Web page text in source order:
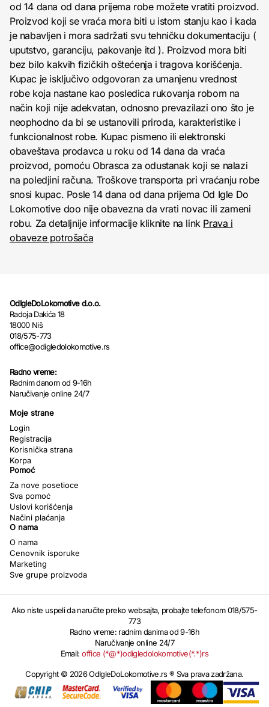
od 14 dana od dana prijema robe možete vratiti proizvod.
Proizvod koji se vraća mora biti u istom stanju kao i kada
je nabavljen i mora sadržati svu tehničku dokumentaciju (
uputstvo, garanciju, pakovanje itd ). Proizvod mora biti
bez bilo kakvih fizičkih oštećenja i tragova korišćenja.
Kupac je isključivo odgovoran za umanjenu vrednost
robe koja nastane kao posledica rukovanja robom na
način koji nije adekvatan, odnosno prevazilazi ono što je
neophodno da bi se ustanovili priroda, karakteristike i
funkcionalnost robe. Kupac pismeno ili elektronski
obaveštava prodavca u roku od 14 dana da vraća
proizvod, pomoću Obrasca za odustanak koji se nalazi
na poledjini računa. Troškove transporta pri vraćanju robe
snosi kupac. Posle 14 dana od dana prijema Od Igle Do
Lokomotive doo nije obavezna da vrati novac ili zameni
robu. Za detaljnije informacije kliknite na link Prava i
obaveze potrošača
OdIgleDoLokomotive d.o.o.
Radoja Dakića 18
18000 Niš
018/575-773
office@odigledolokomotive.rs
Radno vreme:
Radnim danom od 9-16h
Naručivanje online 24/7
Moje strane
Login
Registracija
Korisnička strana
Korpa
Pomoć
Za nove posetioce
Sva pomoć
Uslovi korišćenja
Načini plaćanja
O nama
O nama
Cenovnik isporuke
Marketing
Sve grupe proizvoda
Ako niste uspeli da naručite preko websajta, probajte telefonom 018/575-
773
Radno vreme: radnim danima od 9-16h
Naručivanje online 24/7
Email:office (*@*)odigledolokomotive(*.*)rs
Copyright © 2026 OdIgleDoLokomotive.rs ® Sva prava zadržana.